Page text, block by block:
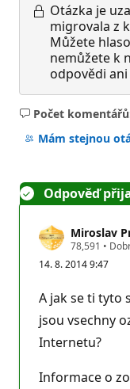
Otázka je
migrovala z
Můžete
nemůžete k
odpovědi
Počet
Žádné
Mám stejnou
Odpověď
Miroslav
78,591 R
p
t
a
č
n
d
•
14. 8. 2014 9:47
A jak se ti tyto
jsou vsechny
Internetu?
Informace o